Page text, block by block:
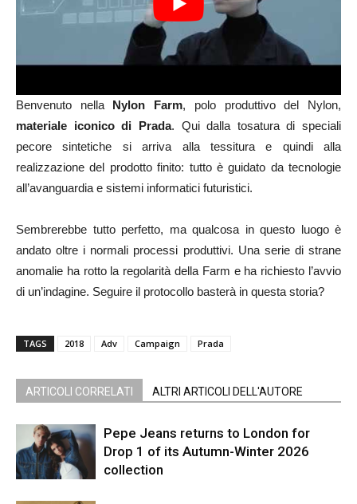
Benvenuto nella Nylon Farm, polo produttivo del Nylon,
materiale iconico di Prada. Qui dalla tosatura di speciali
pecore sintetiche si arriva alla tessitura e quindi alla
realizzazione del prodotto finito: tutto è guidato da tecnologie
all’avanguardia e sistemi informatici futuristici.
Sembrerebbe tutto perfetto, ma qualcosa in questo luogo è
andato oltre i normali processi produttivi. Una serie di strane
anomalie ha rotto la regolarità della Farm e ha richiesto l’avvio
di un’indagine. Seguire il protocollo basterà in questa storia?
TAGS 2018 Adv Campaign Prada
ARTICOLI CORRELATI ALTRI ARTICOLI DELL'AUTORE
Pepe Jeans returns to London for
Drop 1 of its Autumn-Winter 2026
collection